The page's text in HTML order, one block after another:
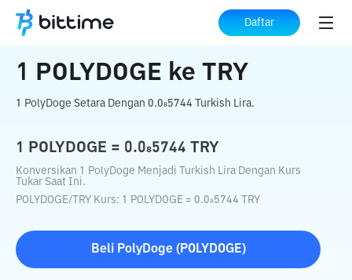
Daftar
Beranda Konverter Kripto POLYDOGE ke TRY
1 POLYDOGE ke TRY
1 PolyDoge Setara Dengan 0.0₈5744 Turkish Lira.
1 POLYDOGE = 0.0₈5744 TRY
Konversikan 1 PolyDoge Menjadi Turkish Lira Dengan Kurs
Tukar Saat Ini.
POLYDOGE/ TRY Kurs: 1 POLYDOGE = 0.0₈5744 TRY
Beli PolyDoge( POLYDOGE)